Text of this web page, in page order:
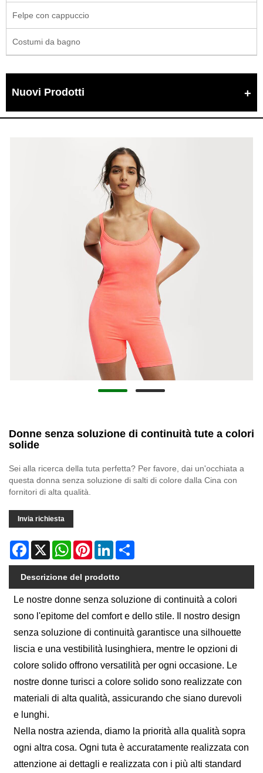
Felpe con cappuccio
Costumi da bagno
Nuovi Prodotti
Donne senza soluzione di continuità tute a colori
solide
Sei alla ricerca della tuta perfetta? Per favore, dai un'occhiata a
questa donna senza soluzione di salti di colore dalla Cina con
fornitori di alta qualità.
Invia richiesta
Facebook
X WhatsAppPinterestLinkedIn
Descrizione del prodotto
Le nostre donne senza soluzione di continuità a colori
sono l'epitome del comfort e dello stile. Il nostro design
senza soluzione di continuità garantisce una silhouette
liscia e una vestibilità lusinghiera, mentre le opzioni di
colore solido offrono versatilità per ogni occasione. Le
nostre donne turisci a colore solido sono realizzate con
materiali di alta qualità, assicurando che siano durevoli
e lunghi.
Nella nostra azienda, diamo la priorità alla qualità sopra
ogni altra cosa. Ogni tuta è accuratamente realizzata con
attenzione ai dettagli e realizzata con i più alti standard